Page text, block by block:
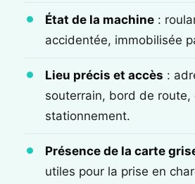
État de la machine :
accidentée, immobilisée
Lieu précis et accès :
souterrain, bord de route,
stationnement.
Présence de la carte
utiles pour la prise en